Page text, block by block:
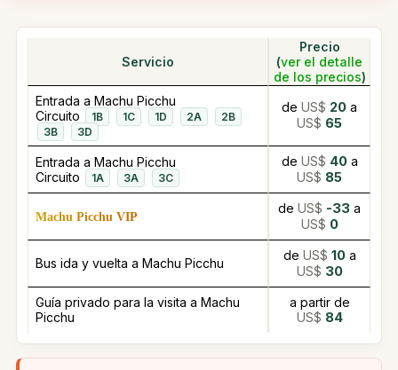
Servicio
Precio
(ver el detalle
de los precios)
Entrada a Machu Picchu
Circuito
1B 1C 1D 2A
2B
3B
3D
de US$ 20 a
US$ 65
Entrada a Machu Picchu
Circuito
1A 3A 3C
de US$ 40a
US$ 85
Machu Picchu VIP
de US$ -33 a
US$ 0
Bus ida y vuelta a Machu Picchu
de US$ 10a
US$ 30
Guía privado para la visita a Machu
Picchu
a partir de
US$ 84